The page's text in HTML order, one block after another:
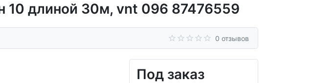
10 длиной 30м, vnt 096 87476559
0 отзывов
Под заказ